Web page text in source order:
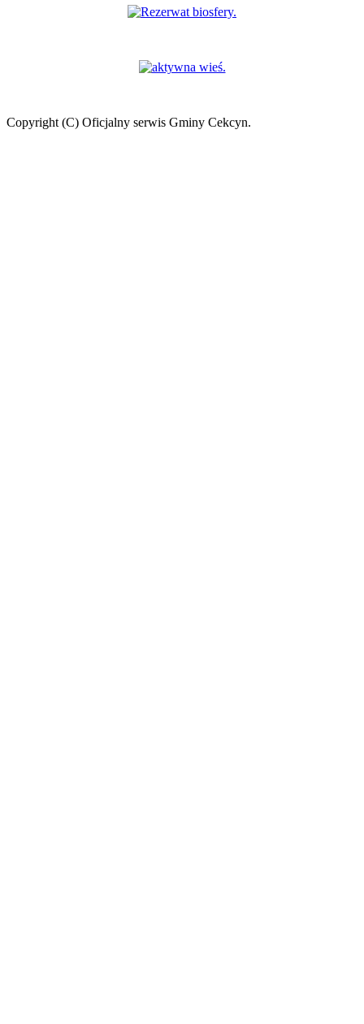
Copyright (C) Oficjalny serwis Gminy Cekcyn.